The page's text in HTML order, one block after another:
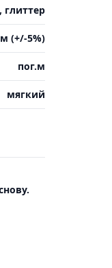
глиттер
(+/-5%)
пог.м
мягкий